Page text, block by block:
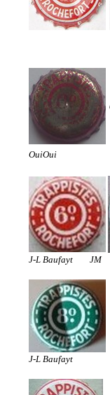
OuiOui
J-L Baufayt JM
J-L Baufayt